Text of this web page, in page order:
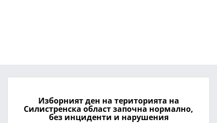
Изборният ден на територията на
Силистренска област започна нормално,
без инциденти и нарушения